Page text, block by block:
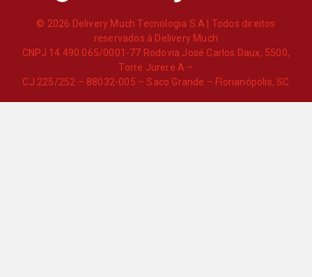
© 2026 Delivery Much Tecnologia S.A | Todos direitos
reservados à Delivery Much
CNPJ 14.490.065/0001-77 Rodovia José Carlos Daux, 5500,
Torre Jurere A –
CJ 225/252 – 88032-005 – Saco Grande – Florianópolis, SC